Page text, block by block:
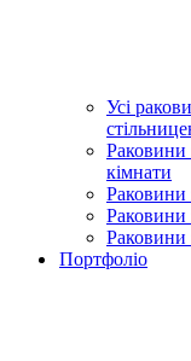
Усі
Раковини
кімнати
Раковини
Раковини
Раковини
Портфоліо